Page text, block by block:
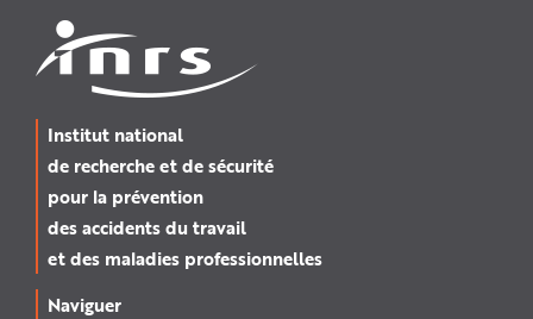
Institut national
de recherche et de sécurité
pour la prévention
des accidents du travail
et des maladies professionnelles
Naviguer